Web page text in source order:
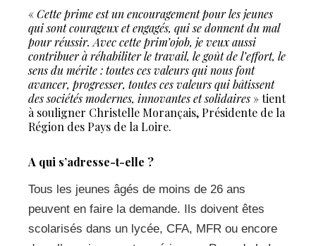
«Cette prime est un encouragement pour les jeunes
qui sont courageux et engagés, qui se donnent du mal
pour réussir. Avec cette prim’ojob, je veux aussi
contribuer à réhabiliter le travail, le goût de l’effort, le
sens du mérite : toutes ces valeurs qui nous font
avancer, progresser, toutes ces valeurs qui bâtissent
des sociétés modernes, innovantes et solidaires » tient
à souligner Christelle Morançais, Présidente de la
Région des Pays de la Loire.
A qui s’adresse-t-elle ?
Tous les jeunes âgés de moins de 26 ans
peuvent en faire la demande. Ils doivent êtes
scolarisés dans un lycée, CFA, MFR ou encore